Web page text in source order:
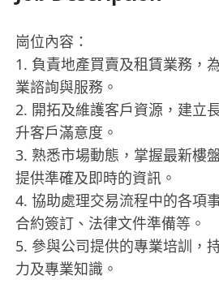
崗位內容：
1. 負責地產買賣及租賃業務，
業諮詢與服務。
2. 開拓及維護客戶資源，建立
升客戶滿意度。
3. 熟悉市場動態，掌握最新樓
提供準確及即時的資訊。
4. 協助處理交易流程中的各項
合約簽訂、法律文件準備等。
5. 參與公司提供的專業培訓，
力及專業知識。